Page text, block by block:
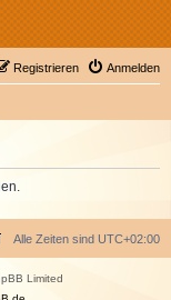
Anmelden
Registrieren
Alle Zeiten sind UTC+02:00
Limited